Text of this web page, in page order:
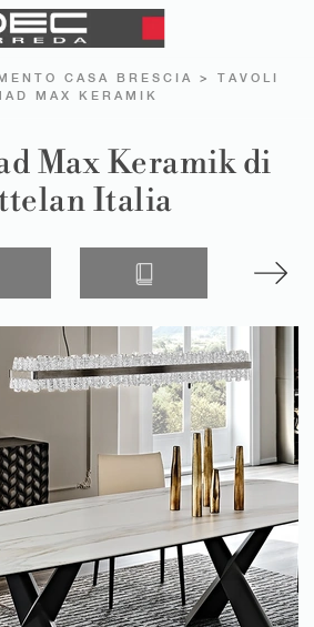
CASA BRESCIA > TAVOLI
MAX KERAMIK
Max Keramik di
Italia